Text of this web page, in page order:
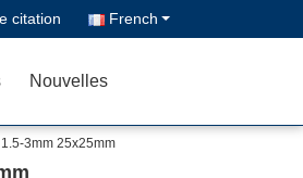
citation French
Nouvelles
3mm 25x25mm